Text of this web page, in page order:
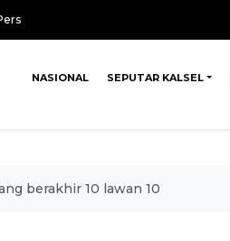
NASIONAL SEPUTAR KALSEL
berakhir 10 lawan 10